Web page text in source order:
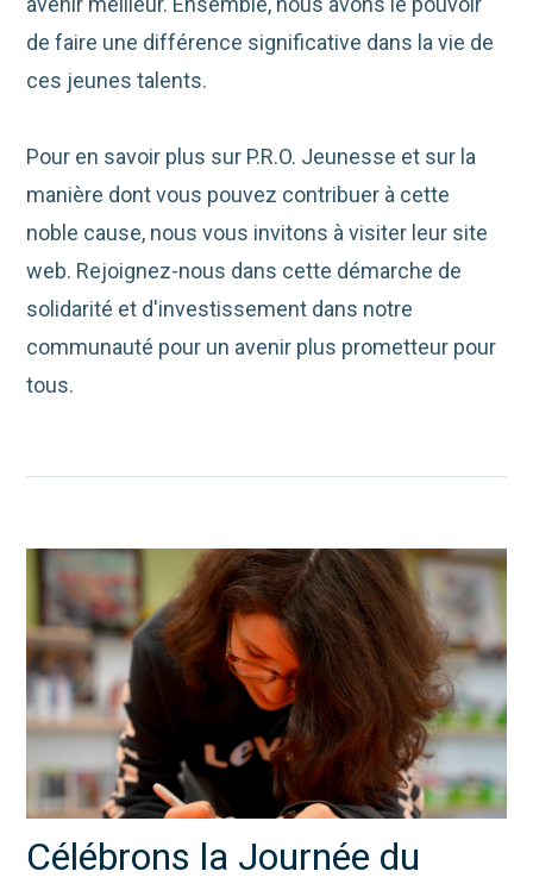
de faire une différence significative dans la vie de
ces jeunes talents.
Pour en savoir plus sur P.R.O. Jeunesse et sur la
manière dont vous pouvez contribuer à cette
noble cause, nous vous invitons à visiter leur site
web. Rejoignez-nous dans cette démarche de
solidarité et d'investissement dans notre
communauté pour un avenir plus prometteur pour
tous.
Célébrons la Journée du